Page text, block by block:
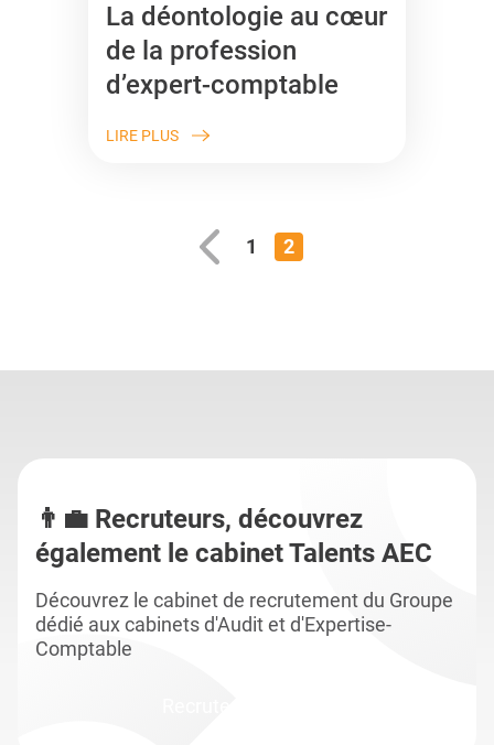
La déontologie au cœur
de la profession
d’expert-comptable
LIRE PLUS
1 2
👨‍💼 Recruteurs, découvrez
également le cabinet Talents AEC
Découvrez le cabinet de recrutement du Groupe
dédié aux cabinets d'Audit et d'Expertise-
Comptable